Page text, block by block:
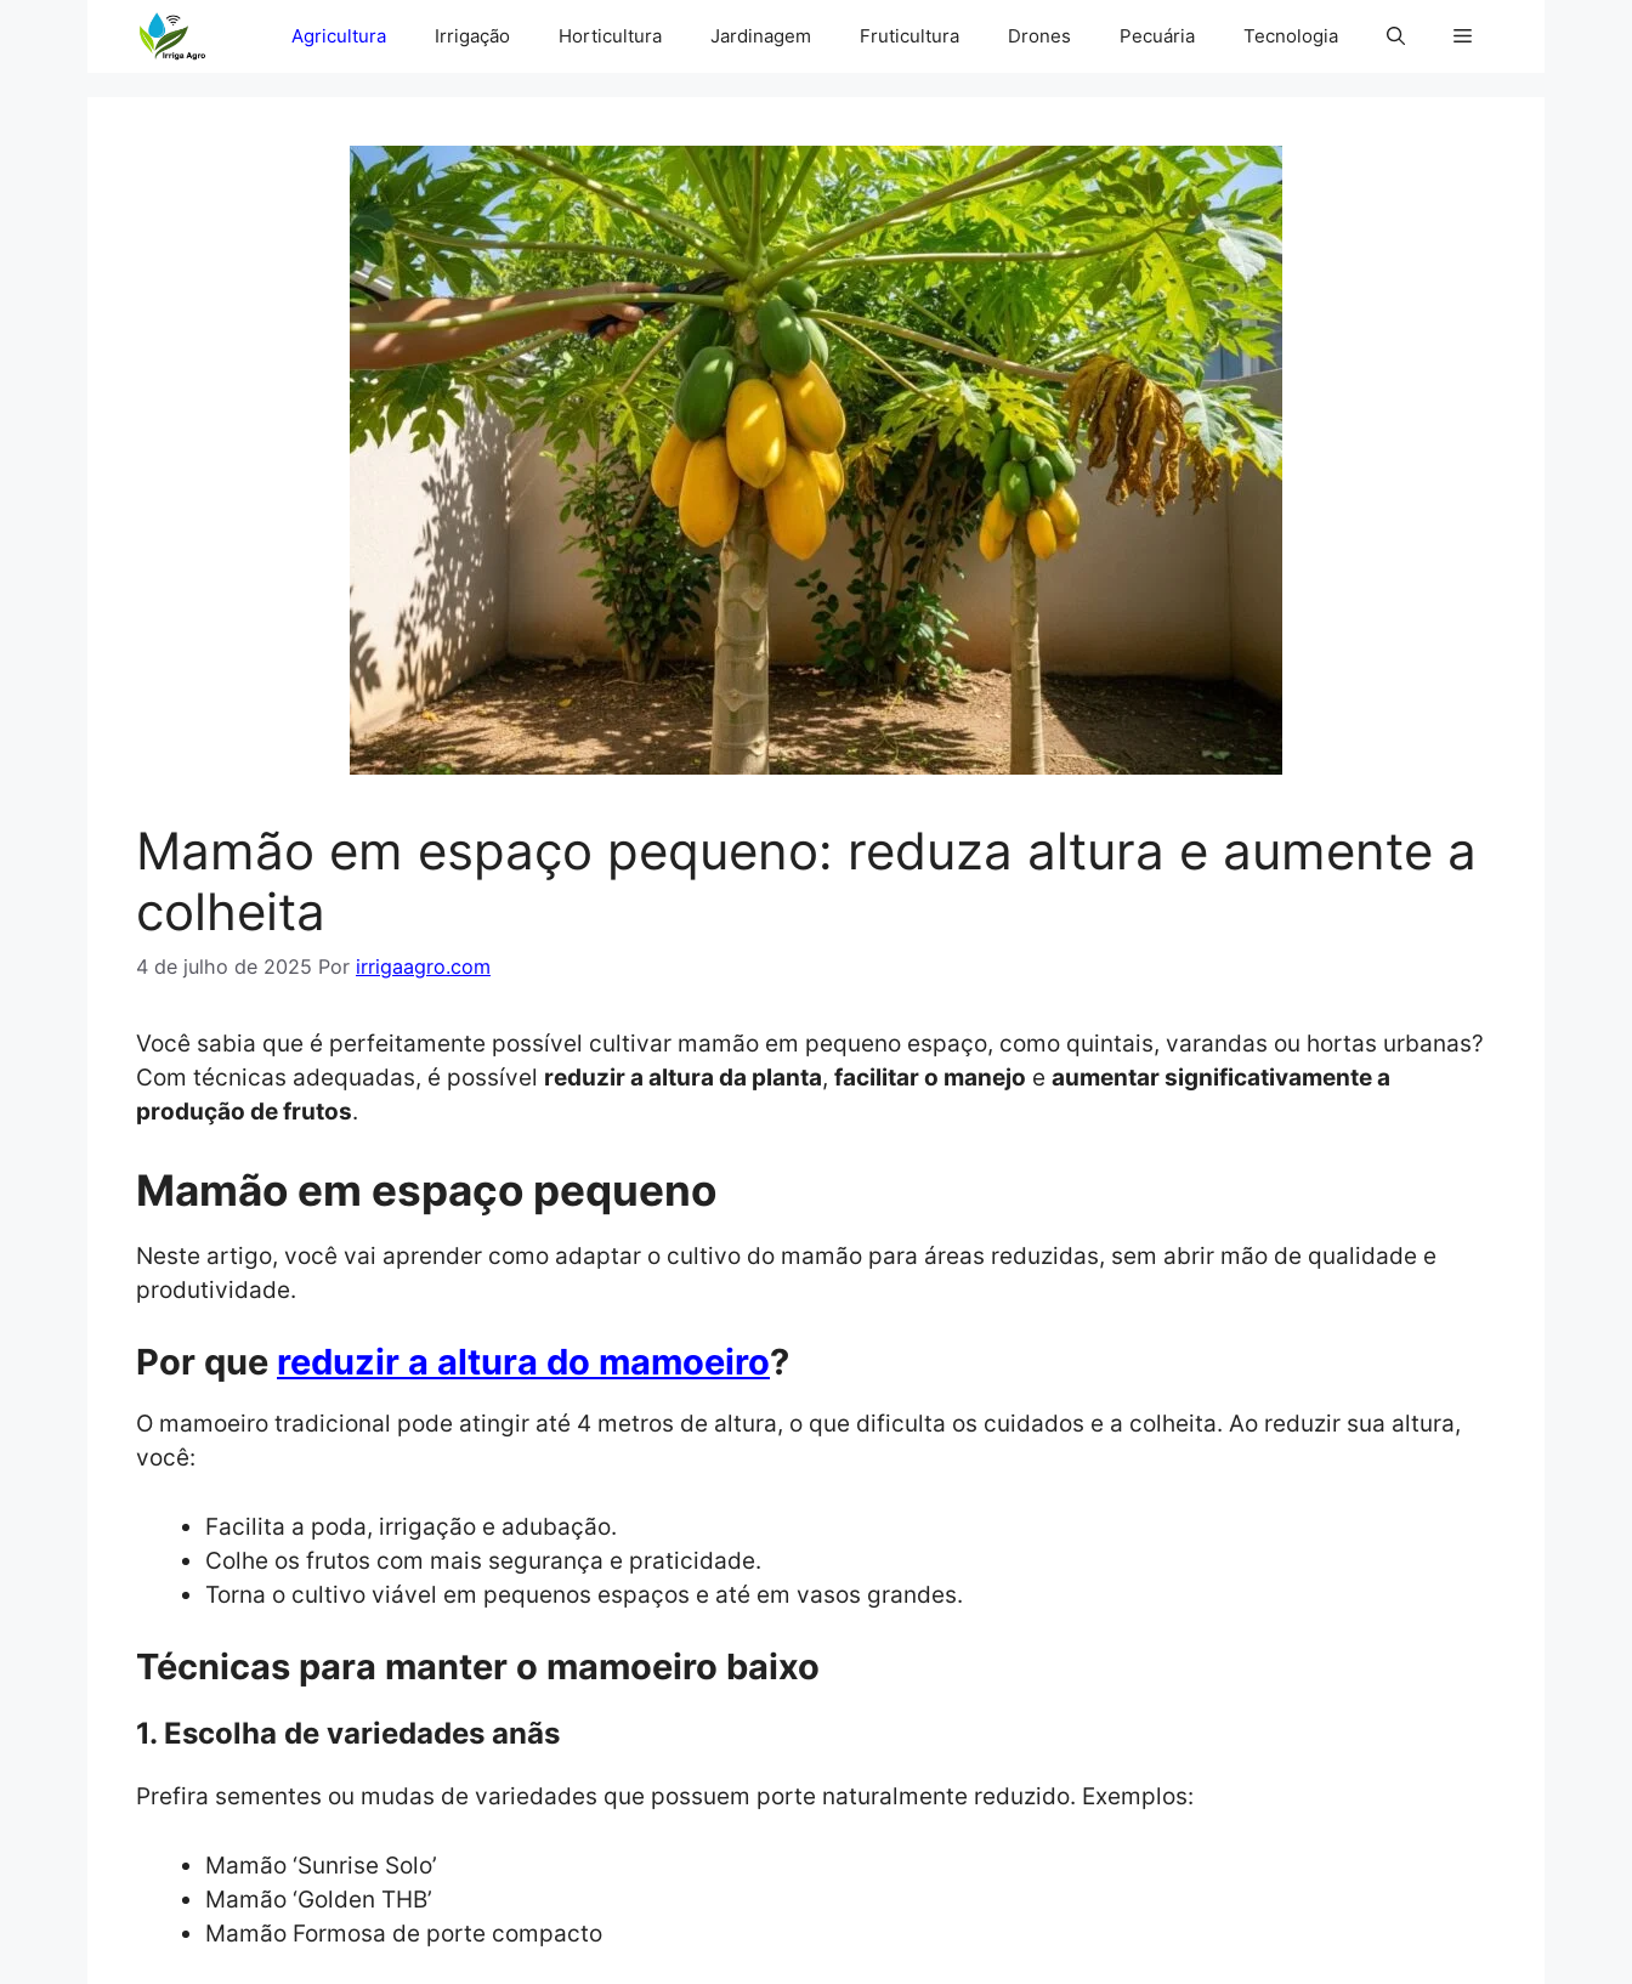
Agricultura Irrigação Horticultura Jardinagem Fruticultura Drones Pecuária Tecnologia
Mamão em espaço pequeno: reduza altura e aumente a
colheita
4 de julho de 2025 Por irrigaagro.com
Você sabia que é perfeitamente possível cultivar mamão em pequeno espaço, como quintais, varandas ou hortas urbanas?
Com técnicas adequadas, é possível reduzir a altura da planta, facilitar o manejo e aumentar significativamente a
produção de frutos.
Mamão em espaço pequeno
Neste artigo, você vai aprender como adaptar o cultivo do mamão para áreas reduzidas, sem abrir mão de qualidade e
produtividade.
Por que reduzir a altura do mamoeiro?
O mamoeiro tradicional pode atingir até 4 metros de altura, o que dificulta os cuidados e a colheita. Ao reduzir sua altura,
você:
Facilita a poda, irrigação e adubação.
Colhe os frutos com mais segurança e praticidade.
Torna o cultivo viável em pequenos espaços e até em vasos grandes.
Técnicas para manter o mamoeiro baixo
1. Escolha de variedades anãs
Prefira sementes ou mudas de variedades que possuem porte naturalmente reduzido. Exemplos:
Mamão ‘Sunrise Solo’
Mamão ‘Golden THB’
Mamão Formosa de porte compacto